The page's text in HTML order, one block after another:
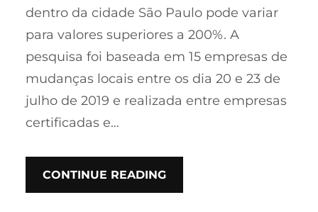
dentro da cidade São Paulo pode variar
para valores superiores a 200%. A
pesquisa foi baseada em 15 empresas de
mudanças locais entre os dia 20 e 23 de
julho de 2019 e realizada entre empresas
certificadas e…
CONTINUE READING